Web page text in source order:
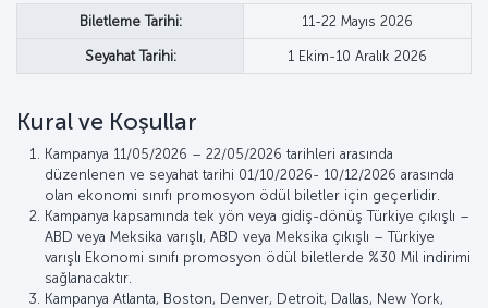
Biletleme Tarihi: 11-22 Mayıs 2026
Seyahat Tarihi: 1 Ekim-10 Aralık 2026
Kural ve Koşullar
Kampanya 11/05/2026 – 22/05/2026 tarihleri arasında
düzenlenen ve seyahat tarihi 01/10/2026- 10/12/2026 arasında
olan ekonomi sınıfı promosyon ödül biletler için geçerlidir.
Kampanya kapsamında tek yön veya gidiş-dönüş Türkiye çıkışlı –
ABD veya Meksika varışlı, ABD veya Meksika çıkışlı – Türkiye
varışlı Ekonomi sınıfı promosyon ödül biletlerde %30 Mil indirimi
sağlanacaktır.
Kampanya Atlanta, Boston, Denver, Detroit, Dallas, New York,